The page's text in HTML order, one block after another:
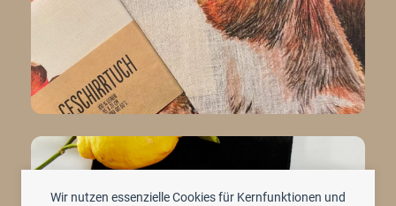
Wir nutzen essenzielle Cookies für Kernfunktionen und